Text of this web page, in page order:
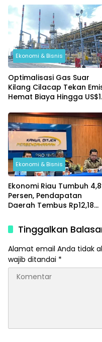
Pokok Lebih Murah
Ekonomi & Bisnis
Optimalisasi Gas Suar
Kilang Cilacap Tekan
Hemat Biaya Hingga
Ekonomi & Bisnis
Ekonomi Riau Tumbuh
Persen, Pendapatan
Daerah Tembus Rp12,18
GlobalTinggalkan
Alamat email Anda tidak
wajib ditandai *